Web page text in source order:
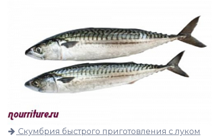
Скумбрия быстрого приготовления с луком